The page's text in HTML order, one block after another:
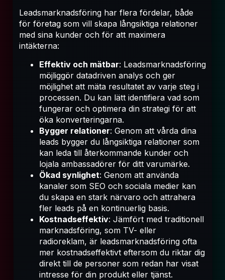
Leadsmarknadsföring har flera fördelar, både
för företag som vill skapa långsiktiga relationer
med sina kunder och för att maximera
intäkterna:
Effektiv och mätbar: Leadsmarknadsföring
möjliggör datadriven analys och ger
möjlighet att mäta resultatet av varje steg i
processen. Du kan lätt identifiera vad som
fungerar och optimera din strategi för att
öka konverteringarna.
Bygger relationer: Genom att vårda dina
leads bygger du långsiktiga relationer som
kan leda till återkommande kunder och
lojala ambassadörer för ditt varumärke.
Ökad synlighet: Genom att använda
kanaler som SEO och sociala medier kan
du skapa en stark närvaro och attrahera
fler leads på en kontinuerlig basis.
Kostnadseffektiv: Jämfört med traditionell
marknadsföring, som TV- eller
radioreklam, är leadsmarknadsföring ofta
mer kostnadseffektivt eftersom du riktar dig
direkt till de personer som redan har visat
intresse för din produkt eller tjänst.